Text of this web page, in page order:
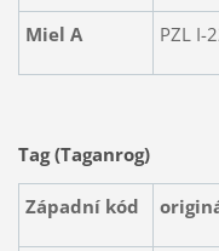
Miel A PZL I-
Tag (Taganrog)
Západní kód